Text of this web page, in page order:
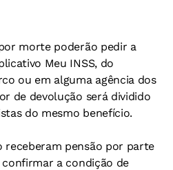
morte poderão pedir a
Meu INSS, do
ou em alguma agência dos
de devolução será dividido
do mesmo benefício.
receberam pensão por parte
a condição de